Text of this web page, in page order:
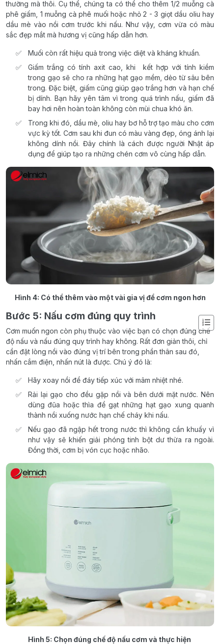
thường mà thôi. Cụ thể, chúng ta có thể cho thêm 1/2 muỗng cà
phê giấm, 1 muỗng cà phê muối hoặc nhỏ 2 - 3 giọt dầu oliu hay
dầu mè vào nồi cơm trước khi nấu. Như vậy, cơm vừa có màu
sắc đẹp mắt mà hương vị cũng hấp dẫn hơn.
Muối còn rất hiệu quả trong việc diệt và kháng khuẩn.
Giấm trắng có tính axit cao, khi kết hợp với tính kiềm
trong gạo sẽ cho ra những hạt gạo mềm, dẻo từ sâu bên
trong. Đặc biệt, giấm cũng giúp gạo trắng hơn và hạn chế
bị dính. Bạn hãy yên tâm vì trong quá trình nấu, giấm đã
bay hơi nên hoàn toàn không còn mùi chua khó ăn.
Trong khi đó, dầu mè, oliu hay bơ hỗ trợ tạo màu cho cơm
vực kỳ tốt. Cơm sau khi đun có màu vàng đẹp, óng ánh lại
không dính nồi. Đây chính là cách được người Nhật áp
dụng để giúp tạo ra những chén cơm vô cùng hấp dẫn.
Hình 4: Có thể thêm vào một vài gia vị để cơm ngon hơn
Bước 5: Nấu cơm đúng quy trình
Cơm muốn ngon còn phụ thuộc vào việc bạn có chọn đúng chế
độ nấu và nấu đúng quy trình hay không. Rất đơn giản thôi, chỉ
cần đặt lòng nồi vào đúng vị trí bên trong phần thân sau đó,
nhấn cắm điện, nhấn nút là được. Chú ý đó là:
Hãy xoay nồi để đáy tiếp xúc với mâm nhiệt nhé.
Rải lại gạo cho đều gặp nồi và bên dưới mặt nước. Nên
dùng đũa hoặc thìa để gạt những hạt gạo xung quanh
thành nồi xuống nước hạn chế cháy khi nấu.
Nếu gạo đã ngập hết trong nước thì không cần khuấy vì
như vậy sẽ khiến giải phóng tinh bột dư thừa ra ngoài.
Đồng thời, cơm bị vón cục hoặc nhão.
Hình 5: Chọn đúng chế độ nấu cơm và thực hiện